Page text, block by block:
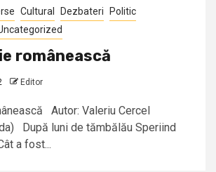
Cultural Dezbateri
Politic
românească
Editor
Autor: Valeriu Cercel
După luni de tămbălău Speriind
a fost...